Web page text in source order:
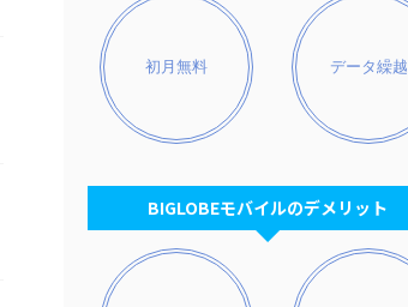
初月無料 データ繰越
BIGLOBEモバイルのデメリット